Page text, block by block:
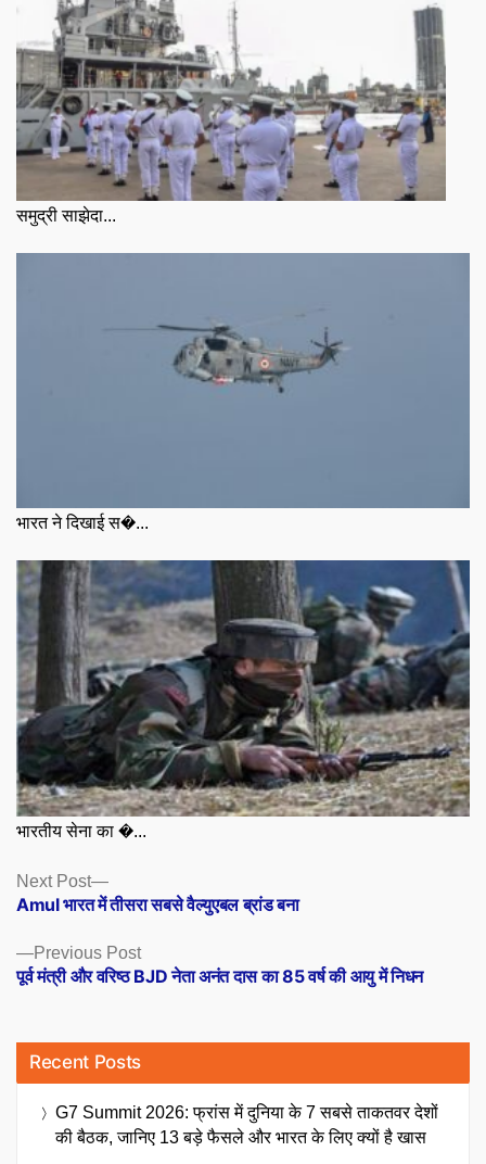
समुद्री साझेदा...
भारत ने दिखाई स�...
भारतीय सेना का �...
Posts
navigation
Previous PostPrevious
post:
पूर्व मंत्री और वरिष्ठ BJD नेता अनंत दास का 85 वर्ष की आयु में निधन
Next Post
Next
post:
Amul भारत में तीसरा सबसे वैल्युएबल ब्रांड बना
Recent Posts
G7 Summit 2026: फ्रांस में दुनिया के 7 सबसे ताकतवर देशों
की बैठक, जानिए 13 बड़े फैसले और भारत के लिए क्यों है खास